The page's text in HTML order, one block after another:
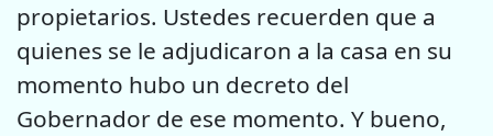
propietarios. Ustedes recuerden que a
quienes se le adjudicaron a la casa en su
momento hubo un decreto del
Gobernador de ese momento. Y bueno,